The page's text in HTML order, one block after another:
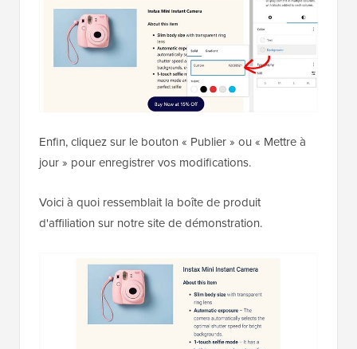
Enfin, cliquez sur le bouton « Publier » ou « Mettre à
jour » pour enregistrer vos modifications.
Voici à quoi ressemblait la boîte de produit
d'affiliation sur notre site de démonstration.